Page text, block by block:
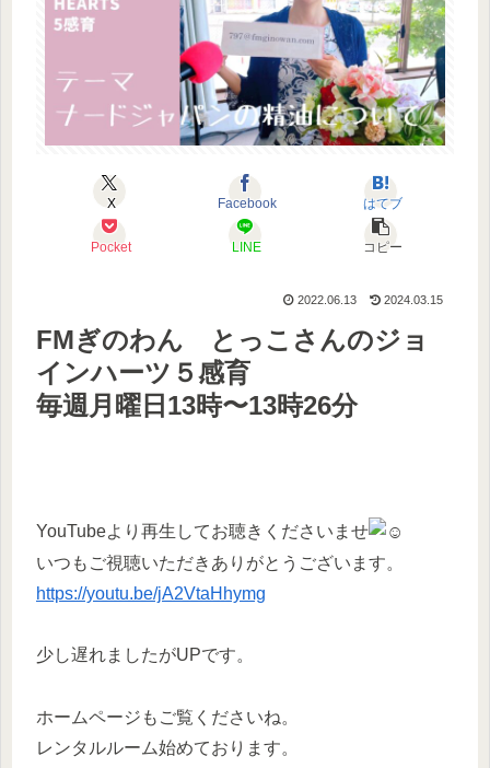
X Facebook はてブ
Pocket LINE コピー
2022.06.13 2024.03.15
FMぎのわん とっこさんのジョ
インハーツ５感育
毎週月曜日13時〜13時26分
YouTubeより再生してお聴きくださいませ
いつもご視聴いただきありがとうございます。
https://youtu.be/jA2VtaHhymg
少し遅れましたがUPです。
ホームページもご覧くださいね。
レンタルルーム始めております。